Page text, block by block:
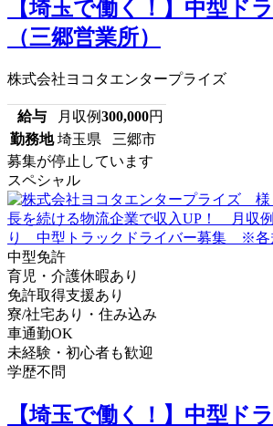
【埼玉で働く！】中型ド
（三郷営業所）
株式会社ヨコタエンタープライズ
給与 月収例300,000円
勤務地 埼玉県 三郷市
募集が停止しています
スペシャル
中型免許
育児・介護休暇あり
免許取得支援あり
寮/社宅あり・住み込み
車通勤OK
未経験・初心者も歓迎
学歴不問
【埼玉で働く！】中型ド